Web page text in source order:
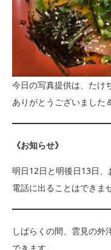
今日の写真提供は、たけ
ありがとうございました
《お知らせ》
明日12日と明後日13日、
電話に出ることはできま
しばらくの間、雲見の外
できます。